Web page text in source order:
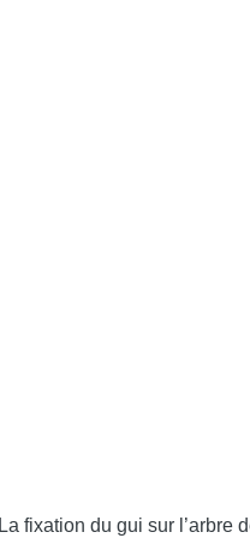
La fixation du gui sur